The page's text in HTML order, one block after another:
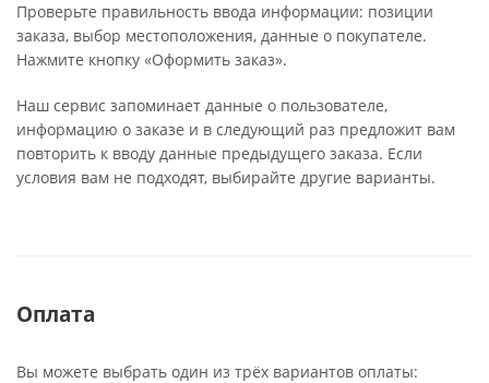
Проверьте правильность ввода информации: позиции
заказа, выбор местоположения, данные о покупателе.
Нажмите кнопку «Оформить заказ».
Наш сервис запоминает данные о пользователе,
информацию о заказе и в следующий раз предложит вам
повторить к вводу данные предыдущего заказа. Если
условия вам не подходят, выбирайте другие варианты.
Оплата
Вы можете выбрать один из трёх вариантов оплаты: